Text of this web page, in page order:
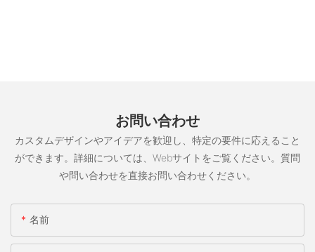
お問い合わせ
カスタムデザインやアイデアを歓迎し、特定の要件に応えること
ができます。詳細については、Webサイトをご覧ください。質問
や問い合わせを直接お問い合わせください。
名前